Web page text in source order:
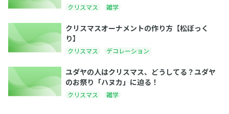
クリスマス 雑学
クリスマスオーナメントの作り方【松ぼっく
り】
クリスマス デコレーション
ユダヤの人はクリスマス、どうしてる？ユダヤ
のお祭り「ハヌカ」に迫る！
クリスマス 雑学